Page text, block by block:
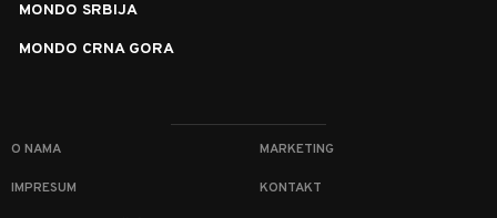
MONDO SRBIJA
MONDO CRNA GORA
O NAMA MARKETING
IMPRESUM KONTAKT